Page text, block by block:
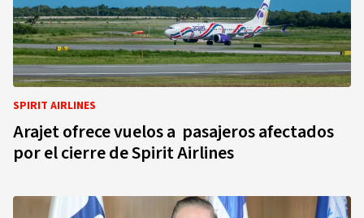
SPIRIT AIRLINES
Arajet ofrece vuelos a pasajeros afectados
por el cierre de Spirit Airlines